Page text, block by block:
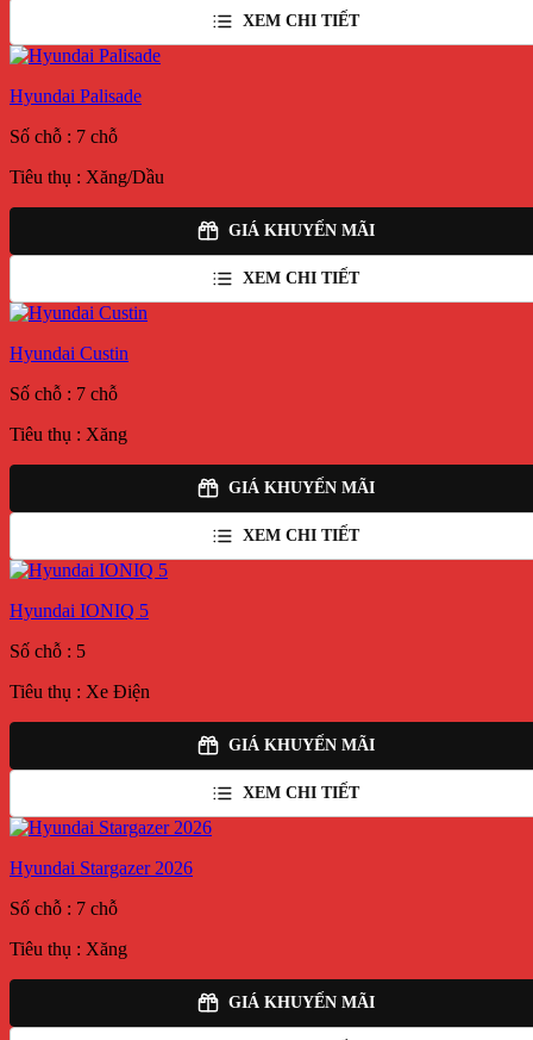
XEM CHI TIẾT
Hyundai Palisade
Số chỗ : 7 chỗ
Tiêu thụ : Xăng/Dầu
GIÁ KHUYẾN MÃI
XEM CHI TIẾT
Hyundai Custin
Số chỗ : 7 chỗ
Tiêu thụ : Xăng
GIÁ KHUYẾN MÃI
XEM CHI TIẾT
Hyundai IONIQ 5
Số chỗ : 5
Tiêu thụ : Xe Điện
GIÁ KHUYẾN MÃI
XEM CHI TIẾT
Hyundai Stargazer 2026
Số chỗ : 7 chỗ
Tiêu thụ : Xăng
GIÁ KHUYẾN MÃI